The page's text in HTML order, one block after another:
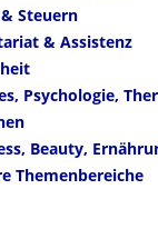
Steuern
& Assistenz
Psychologie,
Beauty,
Themenbereiche